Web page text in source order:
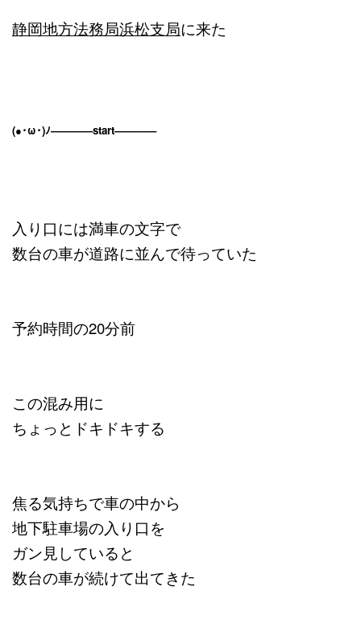
静岡地方法務局浜松支局に来た
(●･ω･)ﾉ————start————
入り口には満車の文字で
数台の車が道路に並んで待っていた
予約時間の20分前
この混み用に
ちょっとドキドキする
焦る気持ちで車の中から
地下駐車場の入り口を
ガン見していると
数台の車が続けて出てきた